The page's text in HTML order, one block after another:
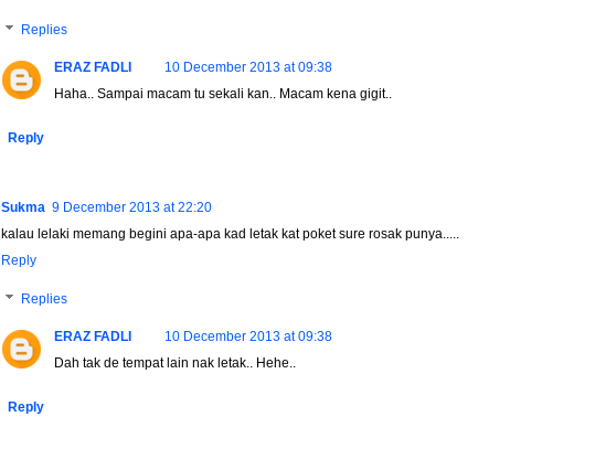
Replies
ERAZ FADLI
10 December 2013 at 09:38
Haha.. Sampai macam tu sekali kan.. Macam kena gigit..
Reply
Sukma 9 December 2013 at 22:20
kalau lelaki memang begini apa-apa kad letak kat poket sure rosak punya.....
Reply
Replies
ERAZ FADLI
10 December 2013 at 09:38
Dah tak de tempat lain nak letak.. Hehe..
Reply